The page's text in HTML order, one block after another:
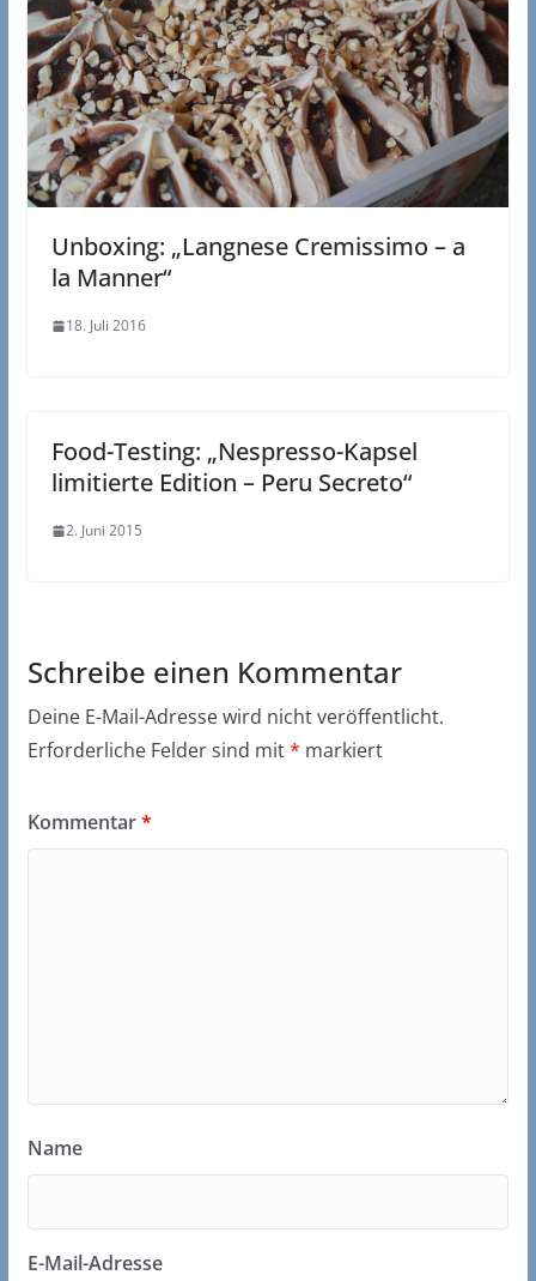
Unboxing: „Langnese Cremissimo – a
la Manner“
18. Juli 2016
Food-Testing: „Nespresso-Kapsel
limitierte Edition – Peru Secreto“
2. Juni 2015
Schreibe einen Kommentar
Deine E-Mail-Adresse wird nicht veröffentlicht.
Erforderliche Felder sind mit* markiert
Kommentar*
Name
E-Mail-Adresse